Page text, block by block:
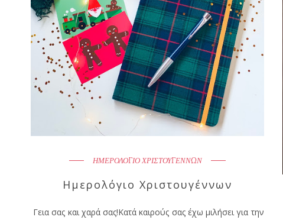
ΗΜΕΡΟΛΟΓΙΟ ΧΡΙΣΤΟΥΓΕΝΝΩΝ
Ημερολόγιο Χριστουγέννων
Γεια σας και χαρά σας!Κατά καιρούς σας έχω μιλήσει για την